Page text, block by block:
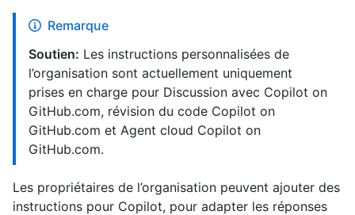
Remarque
Soutien: Les instructions personnalisées de
l’organisation sont actuellement uniquement
prises en charge pour Discussion avec Copilot on
GitHub.com, révision du code Copilot on
GitHub.com et Agent cloud Copilot on
GitHub.com.
Les propriétaires de l’organisation peuvent ajouter des
instructions pour Copilot, pour adapter les réponses